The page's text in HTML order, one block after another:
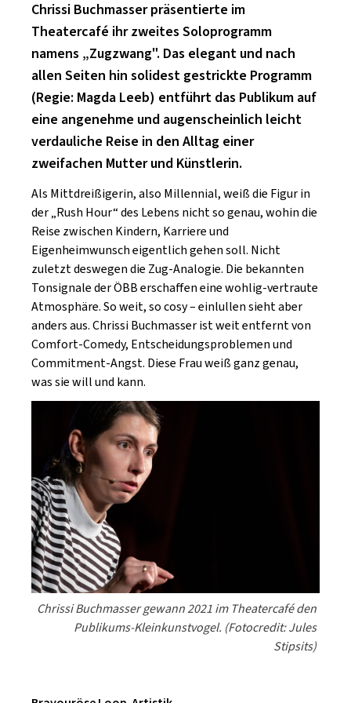
CAFÉ WOLF
POSTGARAGE
KUNSTGARTEN
KRISTALLWERK
GOLD & PECH THEATER
HARD & HEAVY
SINGER-SONGWRITER
VOLKSMUSIK
KULTURLAND STEIERMARK
Chrissi Buchmasser präsentierte im
Theatercafé ihr zweites Soloprogramm
namens „Zugzwang". Das elegant und nach
allen Seiten hin solidest gestrickte Programm
(Regie: Magda Leeb) entführt das Publikum auf
eine angenehme und augenscheinlich leicht
verdauliche Reise in den Alltag einer
zweifachen Mutter und Künstlerin.
Als Mittdreißigerin, also Millennial, weiß die Figur in
der „Rush Hour“ des Lebens nicht so genau, wohin die
Reise zwischen Kindern, Karriere und
Eigenheimwunsch eigentlich gehen soll. Nicht
zuletzt deswegen die Zug-Analogie. Die bekannten
Tonsignale der ÖBB erschaffen eine wohlig-vertraute
Atmosphäre. So weit, so cosy – einlullen sieht aber
anders aus. Chrissi Buchmasser ist weit entfernt von
Comfort-Comedy, Entscheidungsproblemen und
Commitment-Angst. Diese Frau weiß ganz genau,
was sie will und kann.
Chrissi Buchmasser gewann 2021 im Theatercafé den
Publikums-Kleinkunstvogel. (Fotocredit: Jules
Stipsits)